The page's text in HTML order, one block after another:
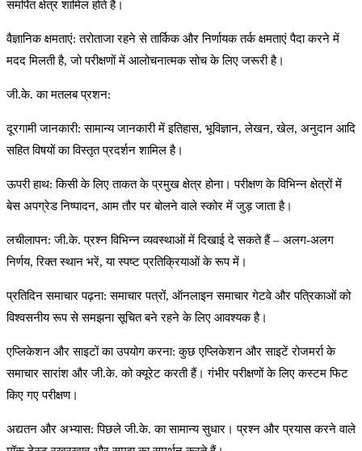
समर्पित क्षेत्र शामिल होते हैं।
वैज्ञानिक क्षमताएं: तरोताजा रहने से तार्किक और निर्णायक तर्क क्षमताएं पैदा करने में
मदद मिलती है, जो परीक्षणों में आलोचनात्मक सोच के लिए जरूरी है।
जी.के. का मतलब प्रशन:
दूरगामी जानकारी: सामान्य जानकारी में इतिहास, भूविज्ञान, लेखन, खेल, अनुदान आदि
सहित विषयों का विस्तृत प्रदर्शन शामिल है।
ऊपरी हाथ: किसी के लिए ताकत के प्रमुख क्षेत्र होना। परीक्षण के विभिन्न क्षेत्रों में
बेस अपग्रेड निष्पादन, आम तौर पर बोलने वाले स्कोर में जुड़ जाता है।
लचीलापन: जी.के. प्रश्न विभिन्न व्यवस्थाओं में दिखाई दे सकते हैं – अलग-अलग
निर्णय, रिक्त स्थान भरें, या स्पष्ट प्रतिक्रियाओं के रूप में।
प्रतिदिन समाचार पढ़ना: समाचार पत्रों, ऑनलाइन समाचार गेटवे और पत्रिकाओं को
विश्वसनीय रूप से समझना सूचित बने रहने के लिए आवश्यक है।
एप्लिकेशन और साइटों का उपयोग करना: कुछ एप्लिकेशन और साइटें रोजमर्रा के
समाचार सारांश और जी.के. को क्यूरेट करती हैं। गंभीर परीक्षणों के लिए कस्टम फिट
किए गए परीक्षण।
अद्यतन और अभ्यास: पिछले जी.के. का सामान्य सुधार। प्रश्न और प्रयास करने वाले